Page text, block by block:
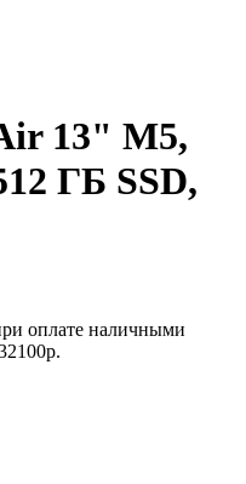
13" M5,
ГБ SSD,
оплате наличными